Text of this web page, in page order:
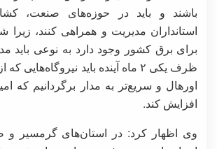
باشند و باید در حوزه‌های صنعت،
استانداران مدیریت و همراهی کنند،
برای برق کشور وجود دارد به نوعی باید
ظرف یکی ۲ ماه آینده باید
اورهال و سریع‌تر به مدار برگردانیم که
افزایش کند.
وی اظهار کرد: در استان‌های گرمسیر و